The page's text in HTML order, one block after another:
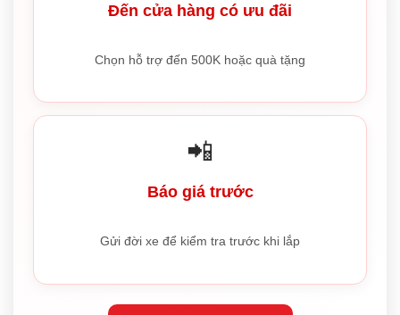
Đến cửa hàng có ưu đãi
Chọn hỗ trợ đến 500K hoặc quà tặng
📲
Báo giá trước
Gửi đời xe để kiểm tra trước khi lắp